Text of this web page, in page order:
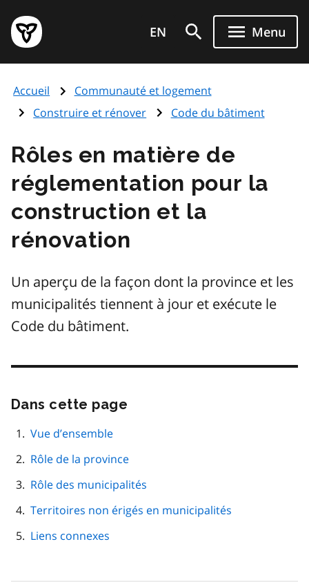
au
contenu
principal
Page
d'accueil
de
l'Ontario
EN Menu
Accueil
Communauté et logement
Construire et rénover
Code du bâtiment
Rôles en matière de
réglementation pour la
construction et la
rénovation
Un aperçu de la façon dont la province et les
municipalités tiennent à jour et exécute le
Code du bâtiment.
Dans cette page
Vue d’ensemble
Rôle de la province
Rôle des municipalités
Territoires non érigés en municipalités
Liens connexes